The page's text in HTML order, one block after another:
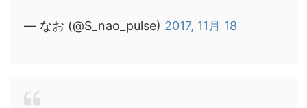
— なお (@S_nao_pulse) 2017, 11月 18